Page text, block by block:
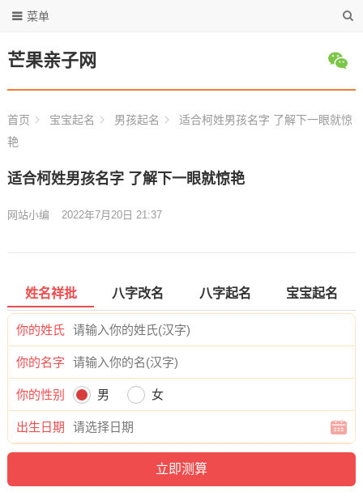
芒果亲子网
菜单
首页 宝宝起名 男孩起名
适合柯姓男孩名字 了解下一眼就惊
艳
适合柯姓男孩名字 了解下一眼就惊艳
网站小编 2022年7月20日 21:37
姓名祥批 八字改名 八字起名 宝宝起名
你的姓氏
你的名字
你的性别 男 女
出生日期